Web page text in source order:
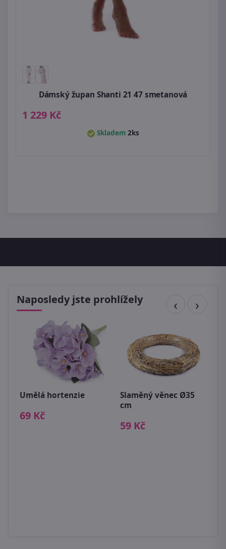
Dámský župan Shanti 21 47 smetanová
1 229 Kč
Skladem 2ks
Naposledy jste prohlížely
Umělá hortenzie
69 Kč
Slaměný věnec Ø35
cm
59 Kč